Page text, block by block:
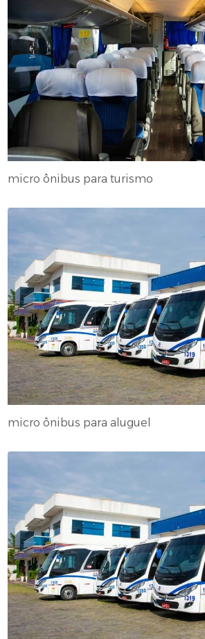
micro ônibus para turismo
micro ônibus para aluguel